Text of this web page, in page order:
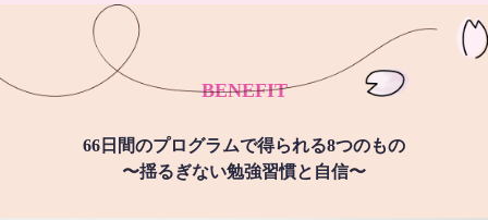
BENEFIT
66日間のプログラムで得られる8つのもの
〜揺るぎない勉強習慣と自信〜